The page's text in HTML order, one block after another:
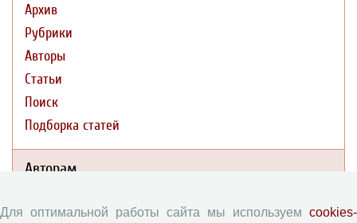
Архив
Рубрики
Авторы
Статьи
Поиск
Подборка статей
Авторам
Правила для авторов
Для оптимальной работы сайта мы используем cookies-